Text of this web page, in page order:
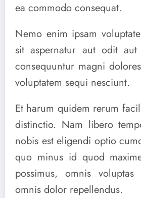
ea commodo consequat.
Nemo enim ipsam
sit aspernatur aut odit
consequuntur magni
voluptatem sequi nesciunt.
Et harum quidem rerum
distinctio. Nam libero
nobis est eligendi optio
quo minus id quod
possimus, omnis voluptas
omnis dolor repellendus.